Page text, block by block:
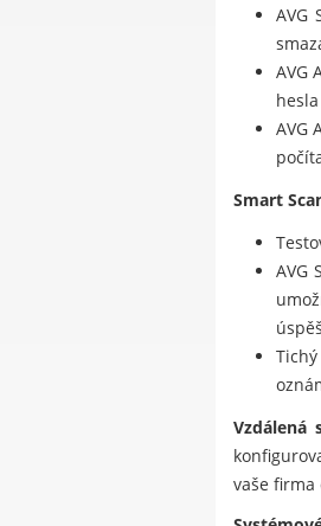
AVG
AVG
AVG
Smart
AVG
Vzdálená
vaše